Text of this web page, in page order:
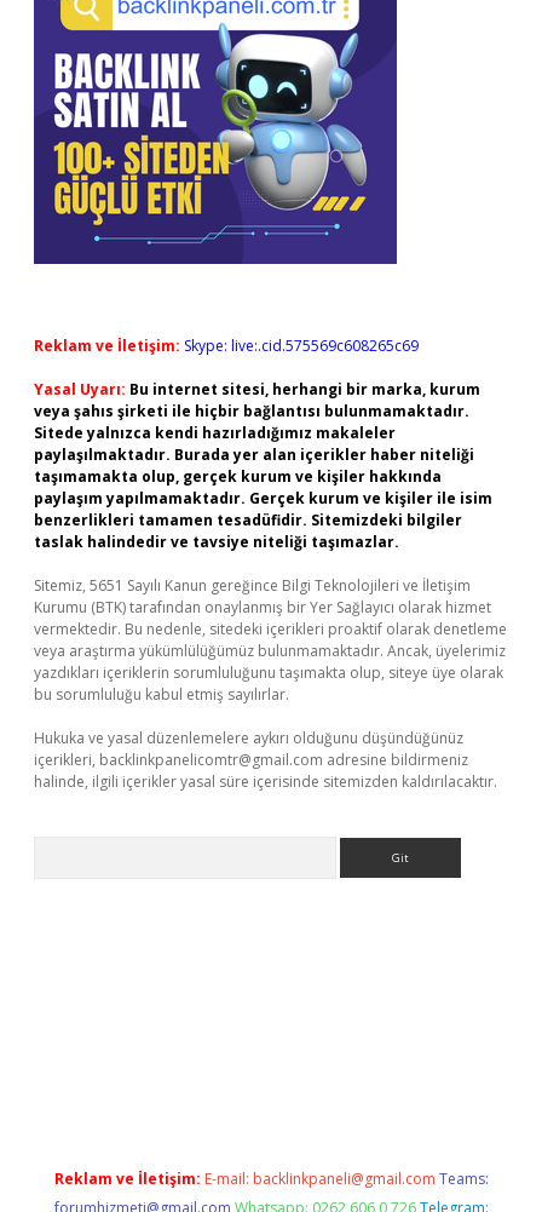
Reklam ve İletişim: Skype: live:.cid.575569c608265c69
Yasal Uyarı: Bu internet sitesi, herhangi bir marka, kurum
veya şahıs şirketi ile hiçbir bağlantısı bulunmamaktadır.
Sitede yalnızca kendi hazırladığımız makaleler
paylaşılmaktadır. Burada yer alan içerikler haber niteliği
taşımamakta olup, gerçek kurum ve kişiler hakkında
paylaşım yapılmamaktadır. Gerçek kurum ve kişiler ile isim
benzerlikleri tamamen tesadüfidir. Sitemizdeki bilgiler
taslak halindedir ve tavsiye niteliği taşımazlar.
Sitemiz, 5651 Sayılı Kanun gereğince Bilgi Teknolojileri ve İletişim
Kurumu (BTK) tarafından onaylanmış bir Yer Sağlayıcı olarak hizmet
vermektedir. Bu nedenle, sitedeki içerikleri proaktif olarak denetleme
veya araştırma yükümlülüğümüz bulunmamaktadır. Ancak, üyelerimiz
yazdıkları içeriklerin sorumluluğunu taşımakta olup, siteye üye olarak
bu sorumluluğu kabul etmiş sayılırlar.
Hukuka ve yasal düzenlemelere aykırı olduğunu düşündüğünüz
içerikleri, backlinkpanelicomtr@gmail.com adresine bildirmeniz
halinde, ilgili içerikler yasal süre içerisinde sitemizden kaldırılacaktır.
Reklam ve İletişim: E-mail: backlinkpaneli@gmail.com Teams:
forumhizmeti@gmail.com Whatsapp: 0262 606 0 726 Telegram: